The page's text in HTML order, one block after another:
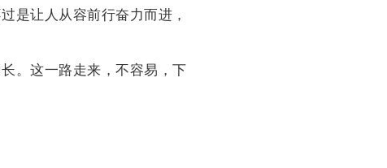
是让人从容前行奋力而进，
。这一路走来，不容易，下